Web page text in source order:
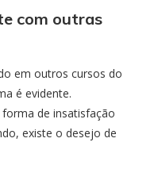
com outras
em outros cursos do
é evidente.
de insatisfação
existe o desejo de